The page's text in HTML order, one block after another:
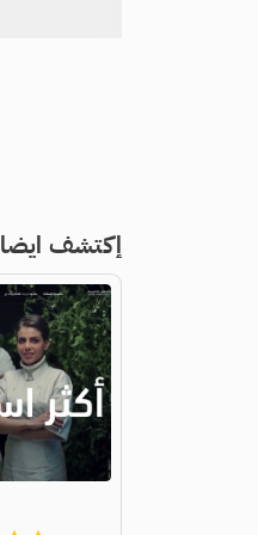
إكتشف ايضا